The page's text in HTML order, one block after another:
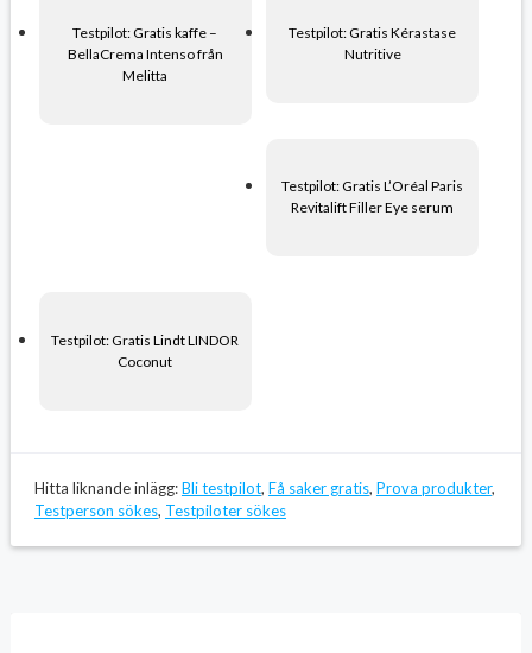
Testpilot: Gratis kaffe –
BellaCrema Intenso från
Melitta
Testpilot: Gratis Kérastase
Nutritive
Testpilot: Gratis L’Oréal Paris
Revitalift Filler Eye serum
Testpilot: Gratis Lindt LINDOR
Coconut
Hitta liknande inlägg:Bli testpilot, Få saker gratis, Prova produkter,
Testperson sökes, Testpiloter sökes